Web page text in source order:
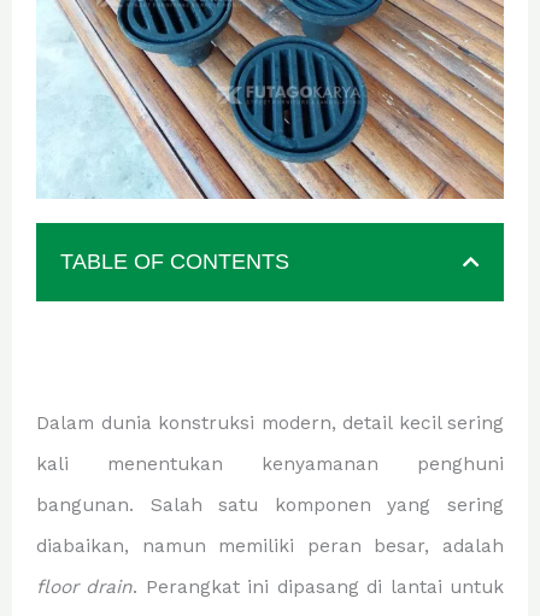
TABLE OF CONTENTS
Dalam dunia konstruksi modern, detail kecil sering
kali menentukan kenyamanan penghuni
bangunan. Salah satu komponen yang sering
diabaikan, namun memiliki peran besar, adalah
floor drain. Perangkat ini dipasang di lantai untuk